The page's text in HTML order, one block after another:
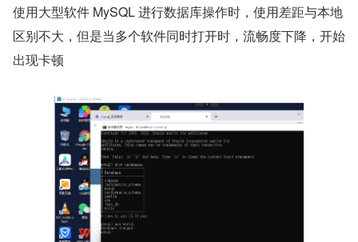
使用大型软件 MySQL 进行数据库操作时，使用差距与本地
区别不大，但是当多个软件同时打开时，流畅度下降，开始
出现卡顿